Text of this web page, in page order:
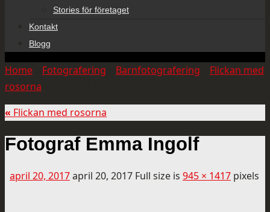
Stories för företaget
Kontakt
Blogg
Home Fotografering Barnfotografering
Flickan med
rosorna
« Flickan med rosorna
Fotograf Emma Ingolf
april 20, 2017april 20, 2017 Full size is 945 × 1417 pixels